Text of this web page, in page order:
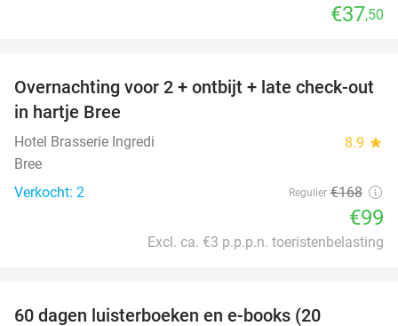
€37,50
41%
TODAY
Overnachting voor 2 + ontbijt + late check-out
in hartje Bree
Hotel Brasserie Ingredi 8.9 star
Bree
Verkocht: 2
Regulier €168
€99
Excl. ca. €3 p.p.p.n. toeristenbelasting
60 dagen luisterboeken en e-books (20